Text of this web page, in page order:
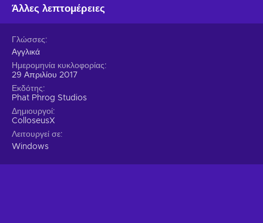
Άλλες λεπτομέρειες
Γλώσσες
Αγγλικά
Ημερομηνία κυκλοφορίας
29 Απριλίου 2017
Εκδότης
Phat Phrog Studios
Δημιουργοί
ColloseusX
Λειτουργεί σε
Windows